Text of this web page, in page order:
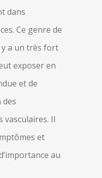
dans
Ce genre de
a un très fort
exposer en
et de
des
vasculaires. Il
et
au